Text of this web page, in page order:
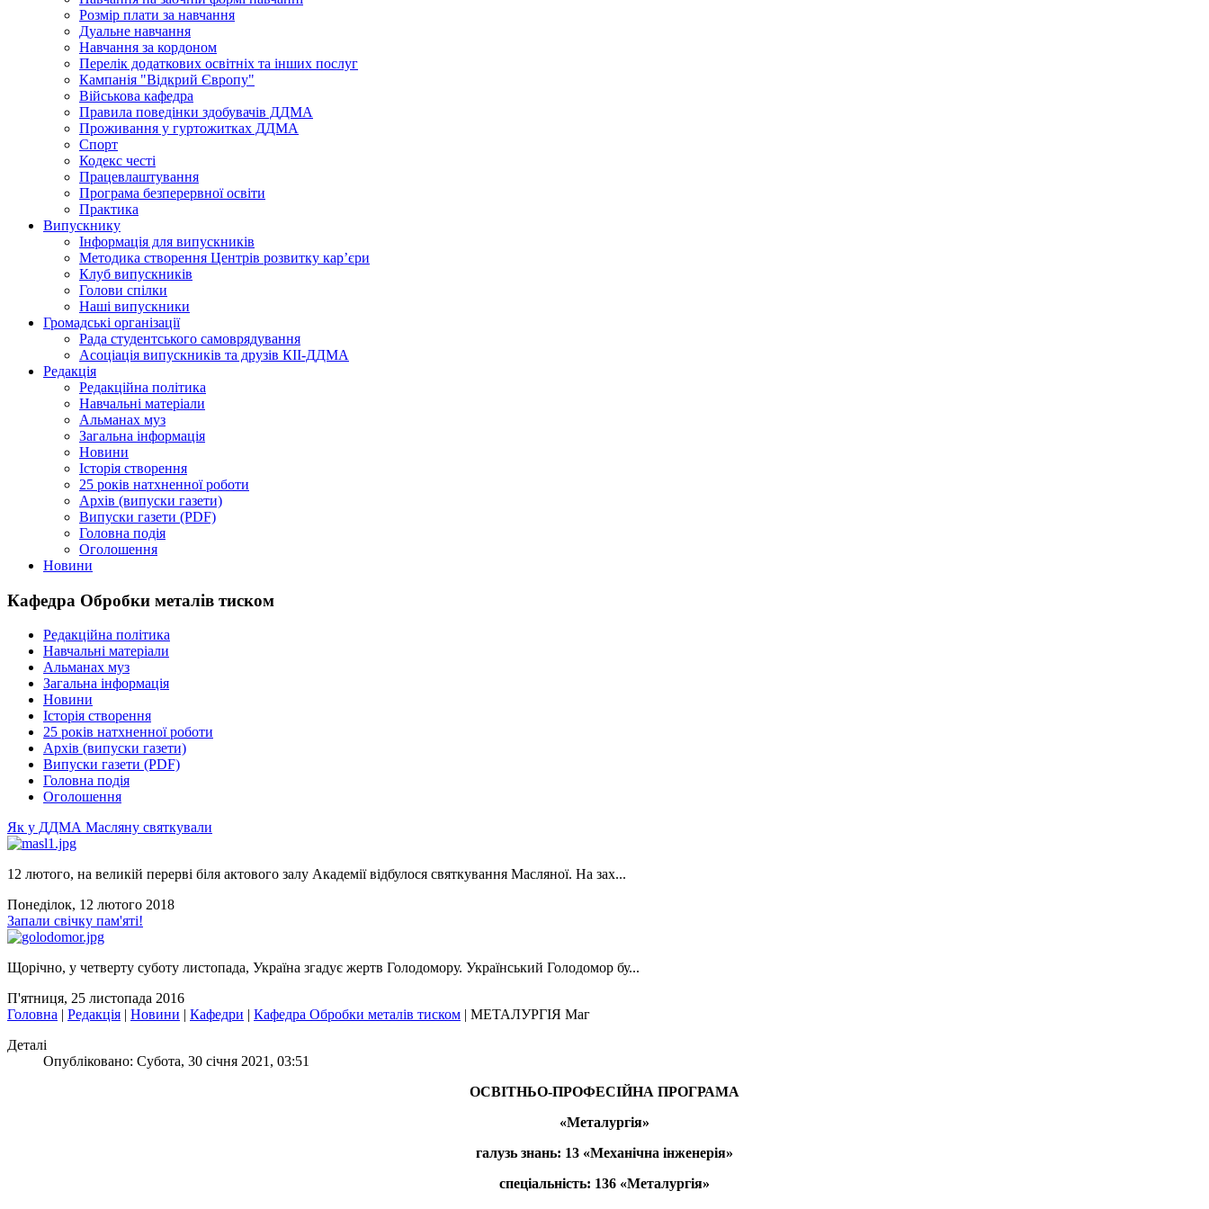
Розмір плати за навчання
Дуальне навчання
Навчання за кордоном
Перелік додаткових освітніх та інших послуг
Кампанія "Відкрий Європу"
Військова кафедра
Правила поведінки здобувачів ДДМА
Проживання у гуртожитках ДДМА
Спорт
Кодекс честі
Працевлаштування
Програма безперервної освіти
Практика
Випускнику
Інформація для випускників
Методика створення Центрів розвитку кар’єри
Клуб випускників
Голови спілки
Наші випускники
Громадські організації
Рада студентського самоврядування
Асоціація випускників та друзів КІІ-ДДМА
Редакція
Редакційна політика
Навчальні матеріали
Альманах муз
Загальна інформація
Новини
Історія створення
25 років натхненної роботи
Архів (випуски газети)
Випуски газети (PDF)
Головна подія
Оголошення
Новини
Кафедра Обробки металів тиском
Редакційна політика
Навчальні матеріали
Альманах муз
Загальна інформація
Новини
Історія створення
25 років натхненної роботи
Архів (випуски газети)
Випуски газети (PDF)
Головна подія
Оголошення
Як у ДДМА Масляну святкували
12 лютого, на великій перерві біля актового залу Академії відбулося святкування Масляної. На зах...
Понеділок, 12 лютого 2018
Запали свічку пам'яті!
Щорічно, у четверту суботу листопада, Україна згадує жертв Голодомору. Український Голодомор бу...
П'ятниця, 25 листопада 2016
Головна | Редакція | Новини | Кафедри | Кафедра Обробки металів тиском | МЕТАЛУРГІЯ Маг
Деталі
Опубліковано: Субота, 30 січня 2021, 03:51
ОСВІТНЬО-ПРОФЕСІЙНА ПРОГРАМА
«Металургія»
галузь знань: 13 «Механічна інженерія»
спеціальність: 136 «Металургія»